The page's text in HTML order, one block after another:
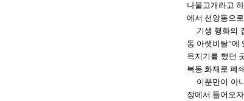
나물고개라고
에서 선양동으
기생 행화의
동 아랫비탈”에
욕지기를 했던
복동 화재로 폐
이뿐만이 아
장에서 들어오